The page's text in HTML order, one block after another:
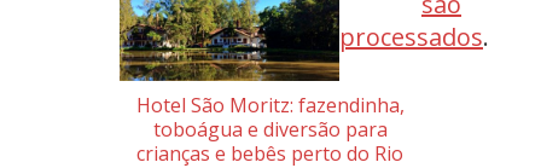
Hotel São Moritz: fazendinha,
toboágua e diversão para
crianças e bebês perto do Rio
processados.